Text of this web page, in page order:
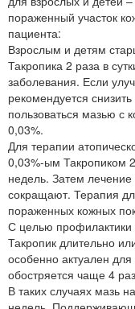
пораженный участок
пациента:
Взрослым и детям
Такропика 2 раза в
заболевания. Если
рекомендуется
пользоваться мазью с
0,03%.
Для терапии
0,03%-ым Такропиком
недель. Затем
сокращают. Терапия
пораженных кожных
С целью профилактики
Такропик длительно
особенно актуален
обостряется чаще 4
В таких случаях мазь